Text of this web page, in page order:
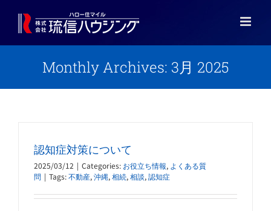
Monthly Archives: 3月 2025
認知症対策について
2025/03/12 | Categories: お役立ち情報, よくある質
問 | Tags:不動産,沖縄,相続,相談,認知症